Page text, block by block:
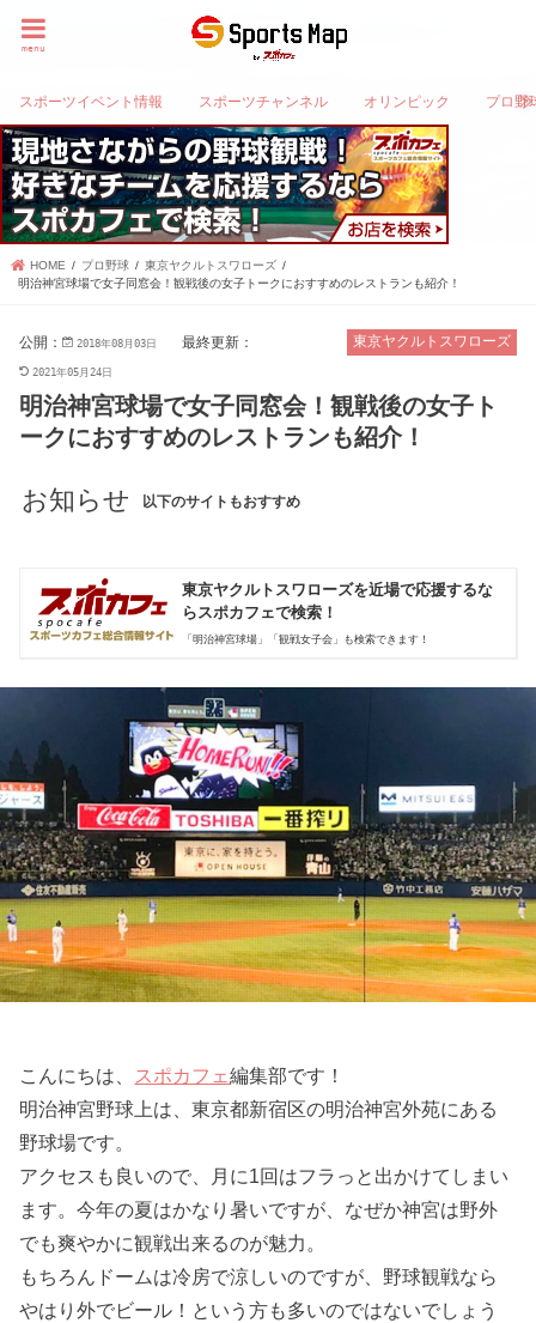
menu
スポーツイベント情報 スポーツチャンネル オリンピック プロ野
HOME プロ野球
東京ヤクルトスワローズ
明治神宮球場で女子同窓会！観戦後の女子トークにおすすめのレストランも紹介！
東京ヤクルトスワローズ
公開： 2018年08月03日 最終更新：
2021年05月24日
明治神宮球場で女子同窓会！観戦後の女子ト
ークにおすすめのレストランも紹介！
お知らせ 以下のサイトもおすすめ
東京ヤクルトスワローズを近場で応援するな
らスポカフェで検索！
「明治神宮球場」 「観戦女子会」 も検索できます！
こんにちは、 スポカフェ編集部です！
明治神宮野球上は、東京都新宿区の明治神宮外苑にある
野球場です。
アクセスも良いので、月に1回はフラっと出かけてしまい
ます。今年の夏はかなり暑いですが、なぜか神宮は野外
でも爽やかに観戦出来るのが魅力。
もちろんドームは冷房で涼しいのですが、野球観戦なら
やはり外でビール！という方も多いのではないでしょう